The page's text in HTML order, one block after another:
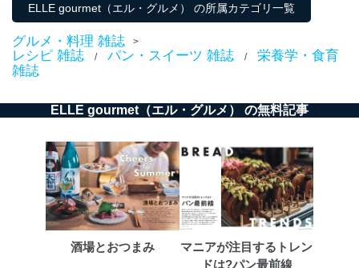
ELLE gourmet（エル・グルメ） の所属カテゴリ一覧
グルメ・料理 雑誌 >
レシピ 雑誌 / パン・スイーツ 雑誌 /
栄養学・食育
雑誌
ELLE gourmet（エル・グルメ） の無料記事
酒場とおつまみ
マニアが注目するトレン
ドは?パン最前線